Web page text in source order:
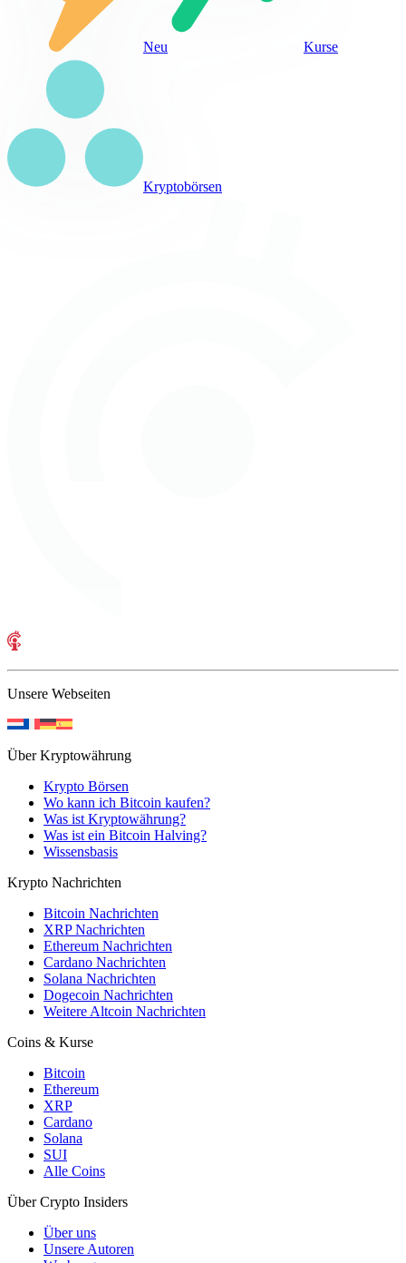
Neu Kurse
Kryptobörsen
Unsere Webseiten
Über Kryptowährung
Krypto Börsen
Wo kann ich Bitcoin kaufen?
Was ist Kryptowährung?
Was ist ein Bitcoin Halving?
Wissensbasis
Krypto Nachrichten
Bitcoin Nachrichten
XRP Nachrichten
Ethereum Nachrichten
Cardano Nachrichten
Solana Nachrichten
Dogecoin Nachrichten
Weitere Altcoin Nachrichten
Coins & Kurse
Bitcoin
Ethereum
XRP
Cardano
Solana
SUI
Alle Coins
Über Crypto Insiders
Über uns
Unsere Autoren